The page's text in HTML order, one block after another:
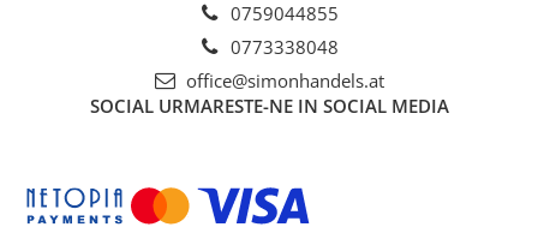
0759044855
0773338048
office@simonhandels.at
SOCIAL URMARESTE-NE IN SOCIAL MEDIA